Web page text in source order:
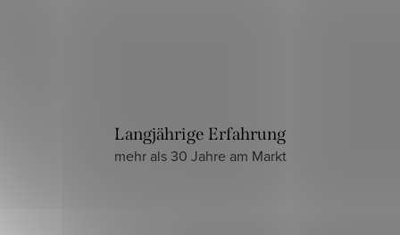
Langjährige Erfahrung
mehr als 30 Jahre am Markt